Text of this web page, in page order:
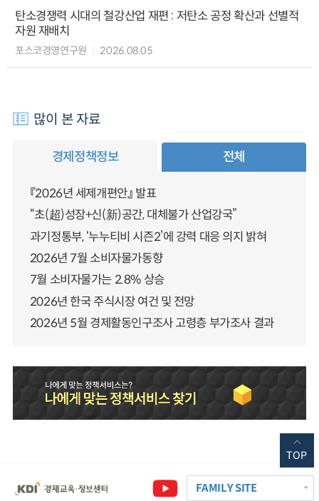
탄소경쟁력 시대의 철강산업 재편 : 저탄소 공정 확산과 선별적
자원 재배치
포스코경영연구원 2026.08.05
많이 본 자료
경제정책정보 전체
『2026년 세제개편안』 발표
“초(超)성장+신(新)공간, 대체불가 산업강국”
과기정통부, ‘누누티비 시즌2’에 강력 대응 의지 밝혀
2026년 7월 소비자물가동향
7월 소비자물가는 2.8% 상승
2026년 한국 주식시장 여건 및 전망
2026년 5월 경제활동인구조사 고령층 부가조사 결과
FAMILY SITE
TOP